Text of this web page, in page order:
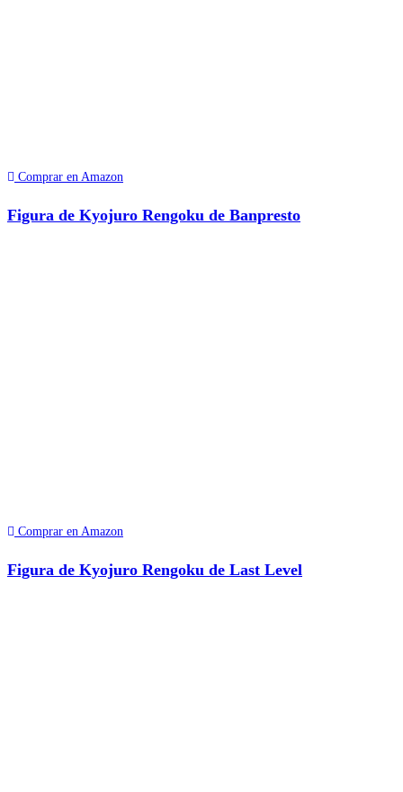
Comprar en Amazon
Figura de Kyojuro Rengoku de Banpresto
Comprar en Amazon
Figura de Kyojuro Rengoku de Last Level